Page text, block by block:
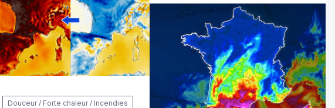
Douceur / Forte chaleur / Incendies